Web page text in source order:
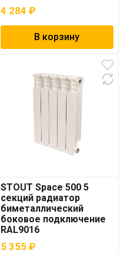
4 284 ₽
В корзину
STOUT Space 500 5
секций радиатор
биметаллический
боковое подключение
RAL9016
5 355 ₽